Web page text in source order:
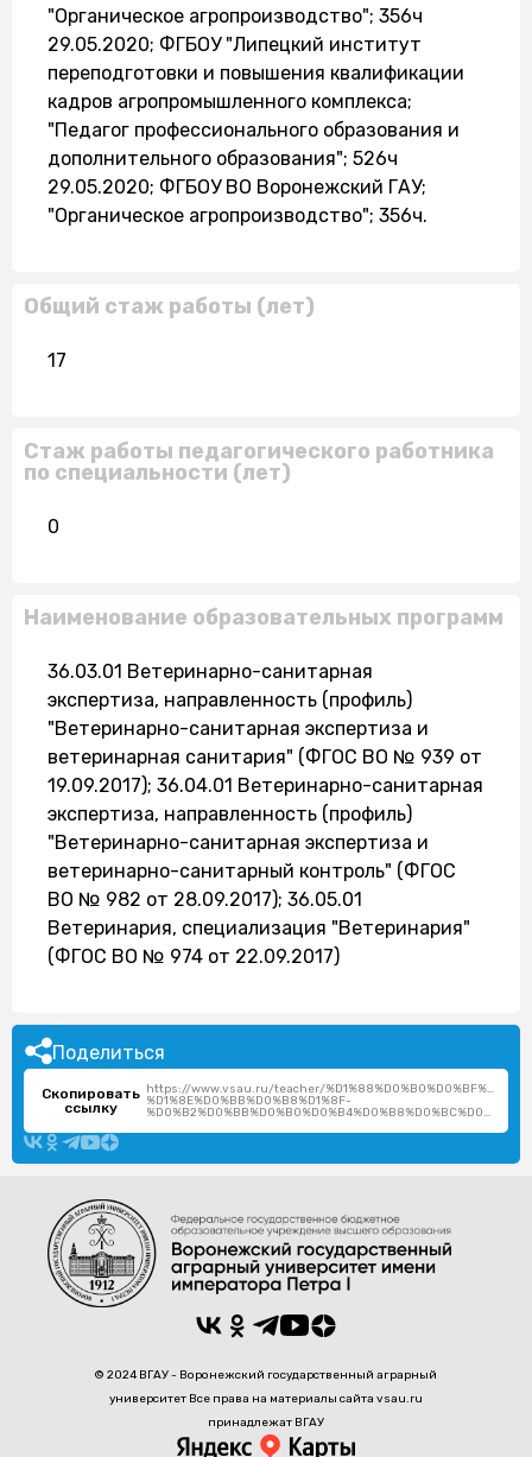
"Органическое агропроизводство"; 356ч
29.05.2020; ФГБОУ "Липецкий институт
переподготовки и повышения квалификации
кадров агропромышленного комплекса;
"Педагог профессионального образования и
дополнительного образования"; 526ч
29.05.2020; ФГБОУ ВО Воронежский ГАУ;
"Органическое агропроизводство"; 356ч.
Общий стаж работы (лет)
17
Стаж работы педагогического работника
по специальности (лет)
0
Наименование образовательных программ
36.03.01 Ветеринарно-санитарная
экспертиза, направленность (профиль)
"Ветеринарно-санитарная экспертиза и
ветеринарная санитария" (ФГОС ВО № 939 от
19.09.2017); 36.04.01 Ветеринарно-санитарная
экспертиза, направленность (профиль)
"Ветеринарно-санитарная экспертиза и
ветеринарно-санитарный контроль" (ФГОС
ВО № 982 от 28.09.2017); 36.05.01
Ветеринария, специализация "Ветеринария"
(ФГОС ВО № 974 от 22.09.2017)
Поделиться
Скопировать
ссылку
https://www.vsau.ru/teacher/
%D1%8E%D0%BB%D0%B8%D1%8F-
%D0%B2%D0%BB%D0%B0%D0%B4%D0%B8%D0%BC%D0%B8%D1%80%D0%BE%D0%B2%D0%BD%D0%B0/
© 2024 ВГАУ - Воронежский государственный аграрный
университет Все права на материалы сайта vsau.ru
принадлежат ВГАУ